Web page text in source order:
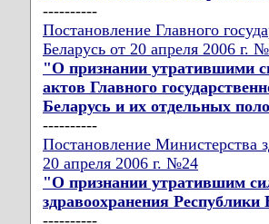
----------
Постановление Главного
Беларусь от 20 апреля 2006 г.
"О признании утратившими
актов Главного
Беларусь и их отдельных
----------
Постановление Министерства
20 апреля 2006 г. №24
"О признании утратившим
здравоохранения
----------